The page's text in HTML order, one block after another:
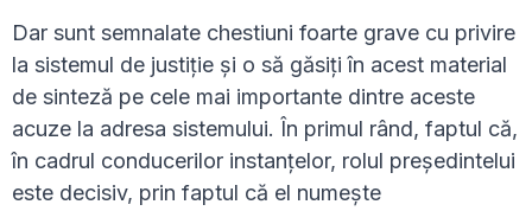
Dar sunt semnalate chestiuni foarte grave cu privire
la sistemul de justiție și o să găsiți în acest material
de sinteză pe cele mai importante dintre aceste
acuze la adresa sistemului. În primul rând, faptul că,
în cadrul conducerilor instanțelor, rolul președintelui
este decisiv, prin faptul că el numește